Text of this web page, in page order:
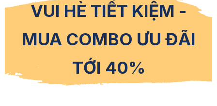
VUI HÈ TIẾT KIỆM -
MUA COMBO ƯU ĐÃI
TỚI 40%